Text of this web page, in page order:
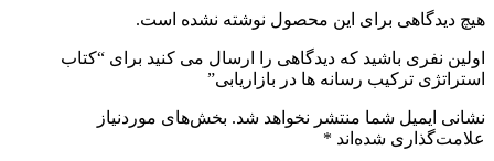
هیچ دیدگاهی برای این محصول نوشته نشده است.
اولین نفری باشید که دیدگاهی را ارسال می کنید برای “کتاب
استراتژی ترکیب رسانه ها در بازاریابی”
نشانی ایمیل شما منتشر نخواهد شد. بخش‌های موردنیاز
علامت‌گذاری شده‌اند *